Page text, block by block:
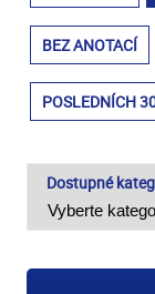
BEZ ANOTACÍ
POSLEDNÍCH
Dostupné